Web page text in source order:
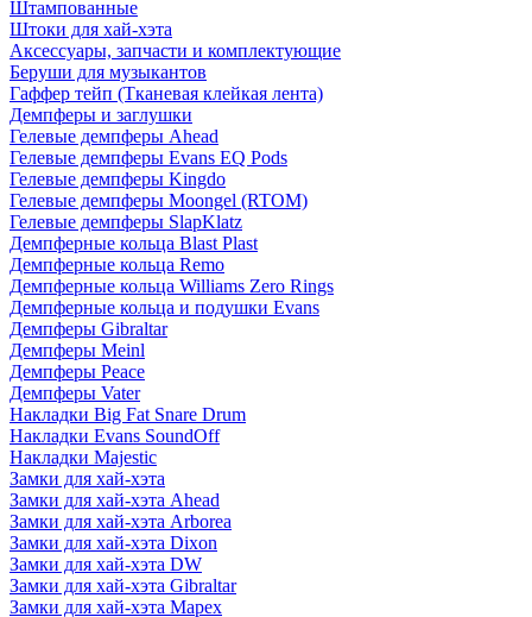
Штампованные
Штоки для хай-хэта
Аксессуары, запчасти и комплектующие
Беруши для музыкантов
Гаффер тейп (Тканевая клейкая лента)
Демпферы и заглушки
Гелевые демпферы Ahead
Гелевые демпферы Evans EQ Pods
Гелевые демпферы Kingdo
Гелевые демпферы Moongel (RTOM)
Гелевые демпферы SlapKlatz
Демпферные кольца Blast Plast
Демпферные кольца Remo
Демпферные кольца Williams Zero Rings
Демпферные кольца и подушки Evans
Демпферы Gibraltar
Демпферы Meinl
Демпферы Peace
Демпферы Vater
Накладки Big Fat Snare Drum
Накладки Evans SoundOff
Накладки Majestic
Замки для хай-хэта
Замки для хай-хэта Ahead
Замки для хай-хэта Arborea
Замки для хай-хэта Dixon
Замки для хай-хэта DW
Замки для хай-хэта Gibraltar
Замки для хай-хэта Mapex